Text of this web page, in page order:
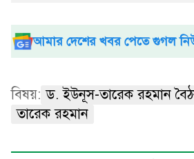
আমার দেশের খবর পেতে গুগল
বিষয়: ড. ইউনূস-তারেক রহমান
তারেক রহমান